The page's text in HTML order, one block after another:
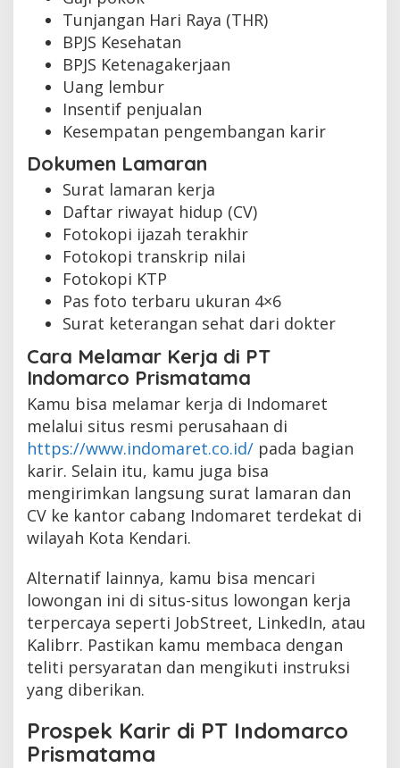
Tunjangan Hari Raya (THR)
BPJS Kesehatan
BPJS Ketenagakerjaan
Uang lembur
Insentif penjualan
Kesempatan pengembangan karir
Dokumen Lamaran
Surat lamaran kerja
Daftar riwayat hidup (CV)
Fotokopi ijazah terakhir
Fotokopi transkrip nilai
Fotokopi KTP
Pas foto terbaru ukuran 4×6
Surat keterangan sehat dari dokter
Cara Melamar Kerja di PT
Indomarco Prismatama
Kamu bisa melamar kerja di Indomaret
melalui situs resmi perusahaan di
https://www.indomaret.co.id/ pada bagian
karir. Selain itu, kamu juga bisa
mengirimkan langsung surat lamaran dan
CV ke kantor cabang Indomaret terdekat di
wilayah Kota Kendari.
Alternatif lainnya, kamu bisa mencari
lowongan ini di situs-situs lowongan kerja
terpercaya seperti JobStreet, LinkedIn, atau
Kalibrr. Pastikan kamu membaca dengan
teliti persyaratan dan mengikuti instruksi
yang diberikan.
Prospek Karir di PT Indomarco
Prismatama